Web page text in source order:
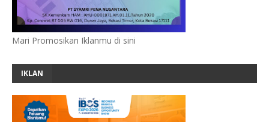
Mari Promosikan Iklanmu di sini
IKLAN